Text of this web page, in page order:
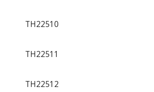
TH22510
TH22511
TH22512